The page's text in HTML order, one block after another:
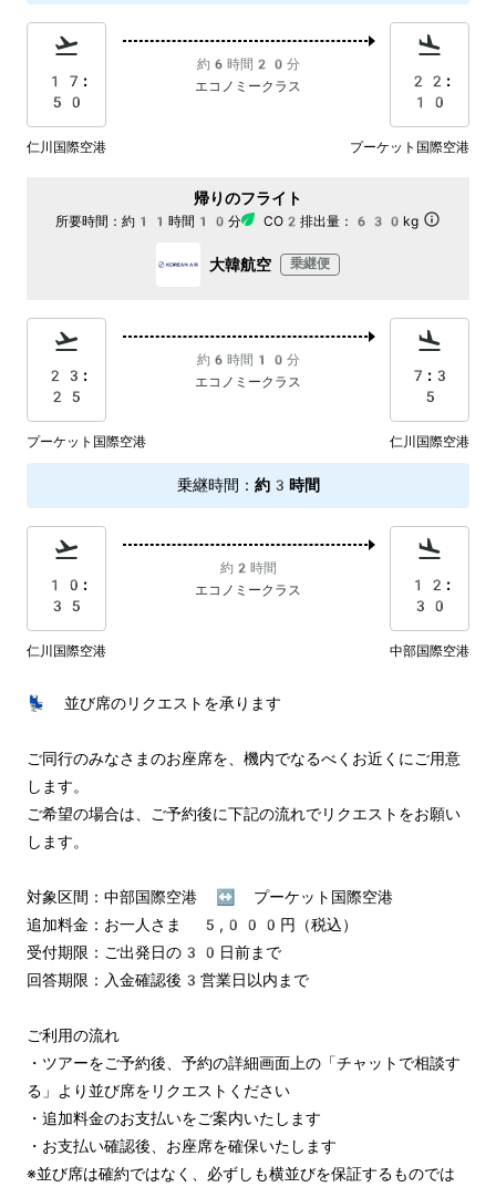
17:
50
約6時間20分
エコノミークラス
22:
10
仁川国際空港 プーケット国際空港
帰りのフライト
所要時間： 約11時間10分 CO2排出量： 630kg
大韓航空 乗継便
23:
25
約6時間10分
エコノミークラス
7:3
5
プーケット国際空港 仁川国際空港
乗継時間 ： 約3時間
10:
35
約2時間
エコノミークラス
12:
30
仁川国際空港 中部国際空港
💺 並び席のリクエストを承ります
ご同行のみなさまのお座席を、機内でなるべくお近くにご用意
します。
ご希望の場合は、ご予約後に下記の流れでリクエストをお願い
します。
対象区間：中部国際空港 ↔︎ プーケット国際空港
追加料金：お一人さま 5,000円（税込）
受付期限：ご出発日の30日前まで
回答期限：入金確認後3営業日以内まで
ご利用の流れ
・ツアーをご予約後、予約の詳細画面上の「チャットで相談す
る」より並び席をリクエストください
・追加料金のお支払いをご案内いたします
・お支払い確認後、お座席を確保いたします
※並び席は確約ではなく、必ずしも横並びを保証するものでは